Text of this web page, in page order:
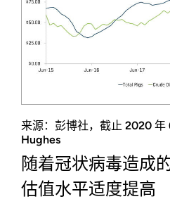
来源：彭博社，截止 2020 年
Hughes
随着冠状病毒造成
估值水平适度提高